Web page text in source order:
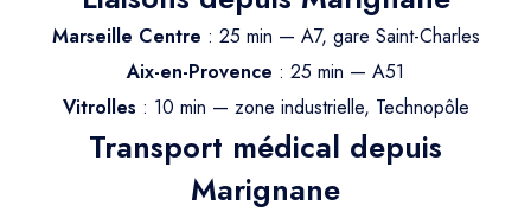
Marseille Centre : 25 min — A7, gare Saint-Charles
Aix-en-Provence : 25 min — A51
Vitrolles : 10 min — zone industrielle, Technopôle
Transport médical depuis
Marignane